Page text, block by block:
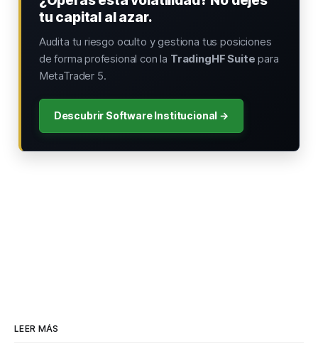
tu capital al azar.
Audita tu riesgo oculto y gestiona tus posiciones
de forma profesional con la TradingHF Suite para
MetaTrader 5.
Descubrir Software Institucional →
LEER MÁS